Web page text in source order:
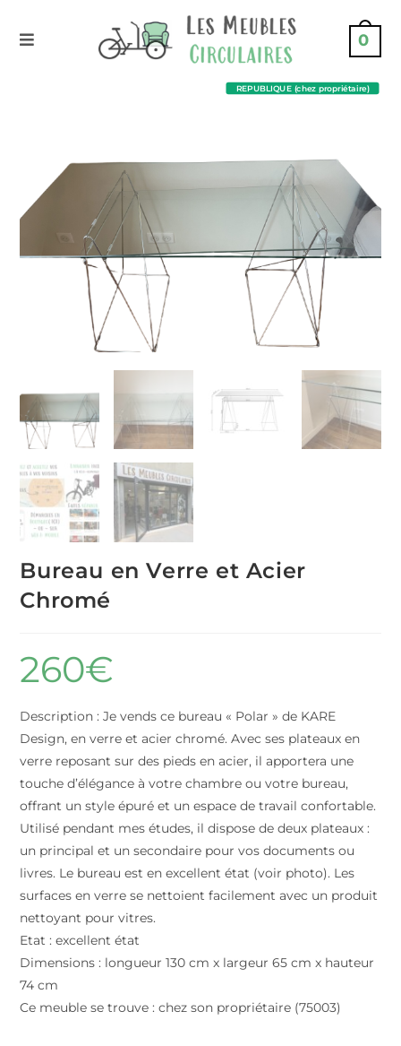
0
REPUBLIQUE (chez propriétaire)
Bureau en Verre et Acier
Chromé
260€
Description : Je vends ce bureau « Polar » de KARE
Design, en verre et acier chromé. Avec ses plateaux en
verre reposant sur des pieds en acier, il apportera une
touche d’élégance à votre chambre ou votre bureau,
offrant un style épuré et un espace de travail confortable.
Utilisé pendant mes études, il dispose de deux plateaux :
un principal et un secondaire pour vos documents ou
livres. Le bureau est en excellent état (voir photo). Les
surfaces en verre se nettoient facilement avec un produit
nettoyant pour vitres.
Etat : excellent état
Dimensions : longueur 130 cm x largeur 65 cm x hauteur
74 cm
Ce meuble se trouve : chez son propriétaire (75003)